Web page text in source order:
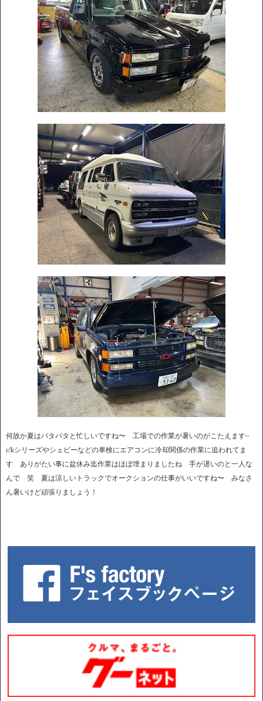
何故か夏はバタバタと忙しいですね〜 工場での作業が暑いのがこたえます~
c/kシリーズやシェビーなどの車検にエアコンに冷却関係の作業に追われてま
す ありがたい事に盆休み迄作業はほぼ埋まりましたね 手が遅いのと一人な
んで 笑 夏は涼しいトラックでオークションの仕事がいいですね〜 みなさ
ん暑いけど頑張りましょう！